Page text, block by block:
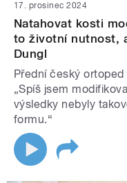
17. prosinec 2024
Natahovat kosti
to životní nutnost,
Dungl
Přední český
„Spíš jsem
výsledky nebyly
formu.“